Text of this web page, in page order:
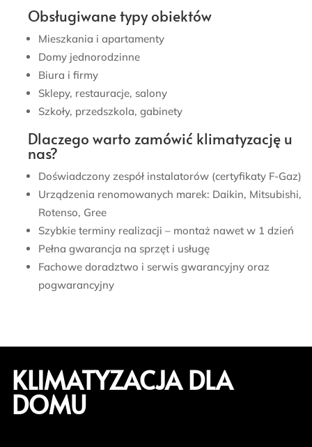
Obsługiwane typy obiektów
Mieszkania i apartamenty
Domy jednorodzinne
Biura i firmy
Sklepy, restauracje, salony
Szkoły, przedszkola, gabinety
Dlaczego warto zamówić klimatyzację u
nas?
Doświadczony zespół instalatorów (certyfikaty F-Gaz)
Urządzenia renomowanych marek: Daikin, Mitsubishi,
Rotenso, Gree
Szybkie terminy realizacji – montaż nawet w 1 dzień
Pełna gwarancja na sprzęt i usługę
Fachowe doradztwo i serwis gwarancyjny oraz
pogwarancyjny
KLIMATYZACJA DLA
DOMU